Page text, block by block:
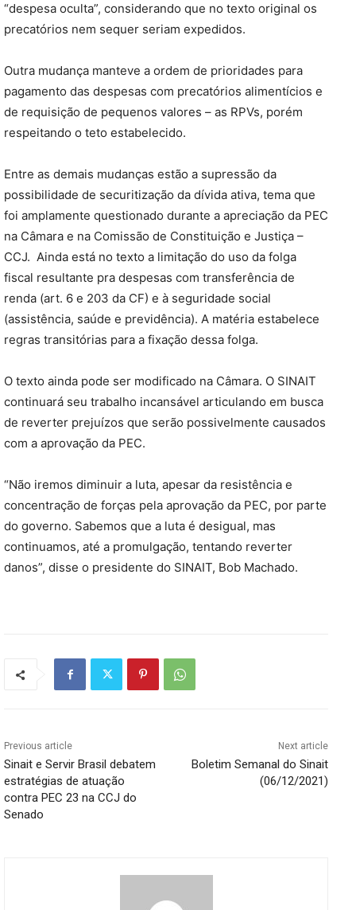
“despesa oculta”, considerando que no texto original os
precatórios nem sequer seriam expedidos.
Outra mudança manteve a ordem de prioridades para
pagamento das despesas com precatórios alimentícios e
de requisição de pequenos valores – as RPVs, porém
respeitando o teto estabelecido.
Entre as demais mudanças estão a supressão da
possibilidade de securitização da dívida ativa, tema que
foi amplamente questionado durante a apreciação da PEC
na Câmara e na Comissão de Constituição e Justiça –
CCJ. Ainda está no texto a limitação do uso da folga
fiscal resultante pra despesas com transferência de
renda (art. 6 e 203 da CF) e à seguridade social
(assistência, saúde e previdência). A matéria estabelece
regras transitórias para a fixação dessa folga.
O texto ainda pode ser modificado na Câmara. O SINAIT
continuará seu trabalho incansável articulando em busca
de reverter prejuízos que serão possivelmente causados
com a aprovação da PEC.
“Não iremos diminuir a luta, apesar da resistência e
concentração de forças pela aprovação da PEC, por parte
do governo. Sabemos que a luta é desigual, mas
continuamos, até a promulgação, tentando reverter
danos”, disse o presidente do SINAIT, Bob Machado.
Previous article
Sinait e Servir Brasil debatem
estratégias de atuação
contra PEC 23 na CCJ do
Senado
Next article
Boletim Semanal do Sinait
(06/12/2021)